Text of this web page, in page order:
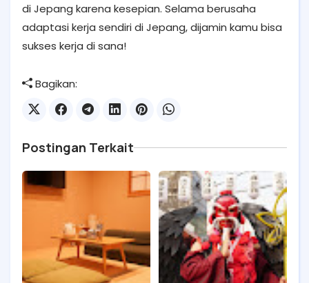
di Jepang karena kesepian. Selama berusaha
adaptasi kerja sendiri di Jepang, dijamin kamu bisa
sukses kerja di sana!
Bagikan:
Postingan Terkait